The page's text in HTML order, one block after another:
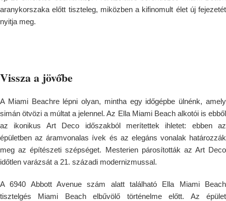
aranykorszaka előtt tiszteleg, miközben a kifinomult élet új fejezetét
nyitja meg.
Vissza a jövőbe
A Miami Beachre lépni olyan, mintha egy időgépbe ülnénk, amely
simán ötvözi a múltat ​​a jelennel. Az Ella Miami Beach alkotói is ebből
az ikonikus Art Deco időszakból merítettek ihletet: ebben az
épületben az áramvonalas ívek és az elegáns vonalak határozzák
meg az építészeti szépséget. Mesterien párosították az Art Deco
időtlen varázsát a 21. századi modernizmussal.
A 6940 Abbott Avenue szám alatt található Ella Miami Beach
tisztelgés Miami Beach elbűvölő történelme előtt. Az épület